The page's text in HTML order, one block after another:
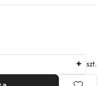
szt.